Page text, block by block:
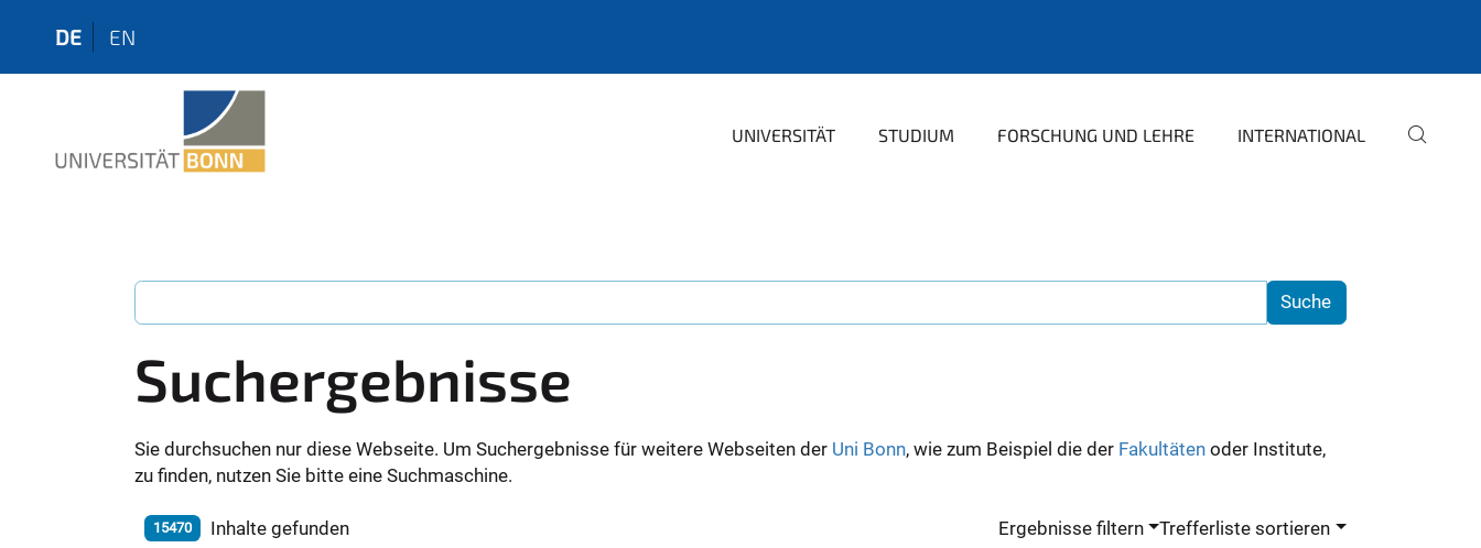
DE EN
UNIVERSITÄT STUDIUM FORSCHUNG UND LEHRE INTERNATIONAL
Suchergebnisse
Sie durchsuchen nur diese Webseite. Um Suchergebnisse für weitere Webseiten der Uni Bonn, wie zum Beispiel die der Fakultäten oder Institute,
zu finden, nutzen Sie bitte eine Suchmaschine.
15470 Inhalte gefunden Ergebnisse filtern Trefferliste sortieren